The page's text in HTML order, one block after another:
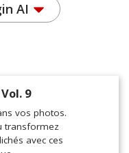
AI
9
vos photos.
transformez
avec ces